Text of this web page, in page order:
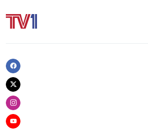
Facebook
Twitter
Instagram
Youtube